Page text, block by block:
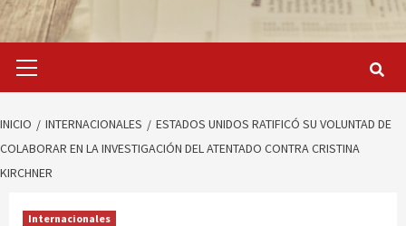
primario
INICIO INTERNACIONALES
ESTADOS UNIDOS RATIFICÓ SU VOLUNTAD DE
COLABORAR EN LA INVESTIGACIÓN DEL ATENTADO CONTRA CRISTINA
KIRCHNER
Internacionales